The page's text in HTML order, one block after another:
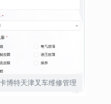
卡博特天津叉车维修管理